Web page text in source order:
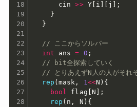
      cin
>> Y[ i j
;
}
}
// ここからソルバー
int ans = 0 ;
// bit全探索していく
// とりあえずN人の人がそれ
rep (mask , 1<<N ) {
bool flag N
;
rep ( n , N ) {